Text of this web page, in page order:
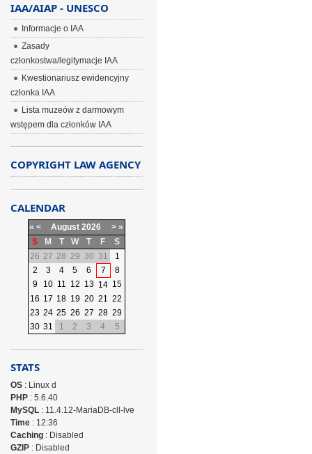
IAA/AIAP - UNESCO
Informacje o IAA
Zasady
członkostwa/legitymacje IAA
Kwestionariusz ewidencyjny
członka IAA
Lista muzeów z darmowym
wstępem dla członków IAA
COPYRIGHT LAW AGENCY
CALENDAR
« < August 2026 > »
S
M T W T F
S
26 27 28 29 30 31
1
2
3 4 5 6 7
8
9
10 11 12 13 14 15
16 17 18 19 20 21 22
23 24 25 26 27 28 29
30 31 1 2 3 4 5
STATS
OS: Linux d
PHP: 5.6.40
MySQL: 11.4.12-MariaDB-cll-lve
Time: 12:36
Caching: Disabled
GZIP: Disabled